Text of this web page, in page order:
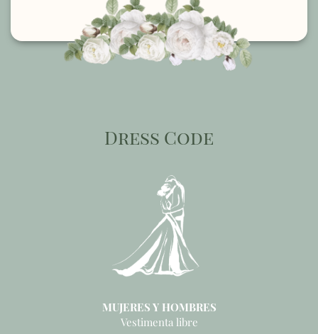
Dress Code
MUJERES Y HOMBRES
Vestimenta libre